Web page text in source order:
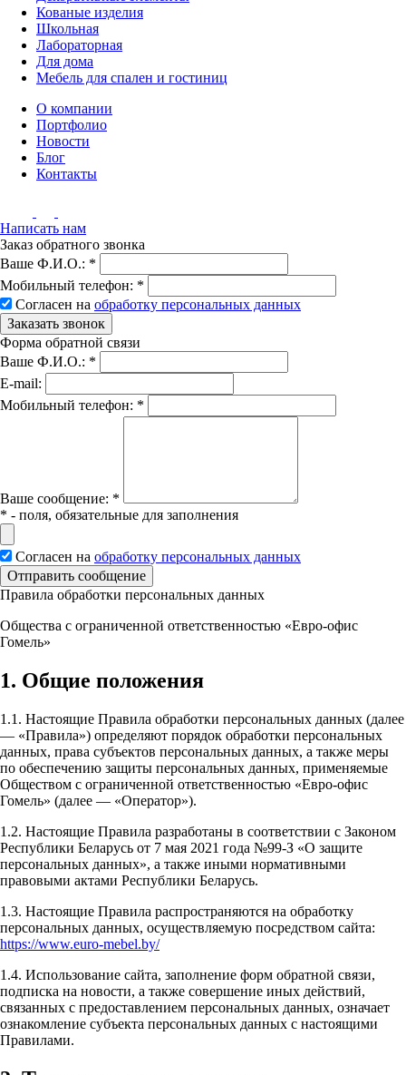
Кованые изделия
Школьная
Лабораторная
Для дома
Мебель для спален и гостиниц
О компании
Портфолио
Новости
Блог
Контакты
Написать нам
Заказ обратного звонка
Ваше Ф.И.О.: *
Мобильный телефон: *
Согласен на обработку персональных данных
Заказать звонок
Форма обратной связи
Ваше Ф.И.О.: *
E-mail:
Мобильный телефон: *
Вашe сообщение: *
* - поля, обязательные для заполнения
Согласен на обработку персональных данных
Отправить сообщение
Правила обработки персональных данных
Общества с ограниченной ответственностью «Евро-офис
Гомель»
1. Общие положения
1.1. Настоящие Правила обработки персональных данных (далее
— «Правила») определяют порядок обработки персональных
данных, права субъектов персональных данных, а также меры
по обеспечению защиты персональных данных, применяемые
Обществом с ограниченной ответственностью «Евро-офис
Гомель» (далее — «Оператор»).
1.2. Настоящие Правила разработаны в соответствии с Законом
Республики Беларусь от 7 мая 2021 года №99-З «О защите
персональных данных», а также иными нормативными
правовыми актами Республики Беларусь.
1.3. Настоящие Правила распространяются на обработку
персональных данных, осуществляемую посредством сайта:
https://www.euro-mebel.by/
1.4. Использование сайта, заполнение форм обратной связи,
подписка на новости, а также совершение иных действий,
связанных с предоставлением персональных данных, означает
ознакомление субъекта персональных данных с настоящими
Правилами.